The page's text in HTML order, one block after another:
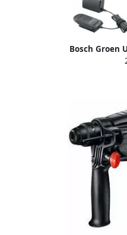
Bosch Groen
twee